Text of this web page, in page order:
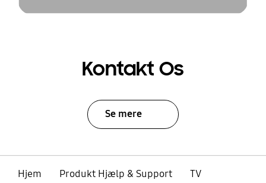
Kontakt Os
Se mere
Hjem Produkt Hjælp & Support
TV